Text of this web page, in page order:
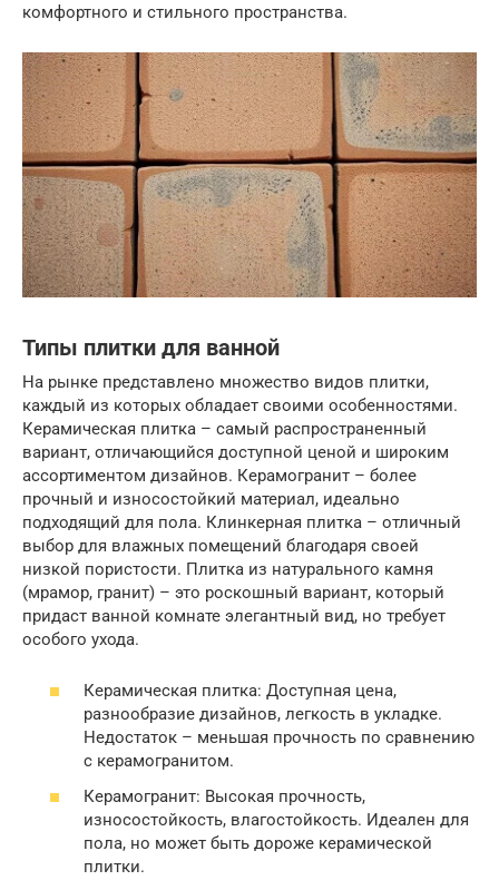
комфортного и стильного пространства.
Типы плитки для ванной
На рынке представлено множество видов плитки,
каждый из которых обладает своими особенностями.
Керамическая плитка – самый распространенный
вариант, отличающийся доступной ценой и широким
ассортиментом дизайнов. Керамогранит – более
прочный и износостойкий материал, идеально
подходящий для пола. Клинкерная плитка – отличный
выбор для влажных помещений благодаря своей
низкой пористости. Плитка из натурального камня
(мрамор, гранит) – это роскошный вариант, который
придаст ванной комнате элегантный вид, но требует
особого ухода.
Керамическая плитка: Доступная цена,
разнообразие дизайнов, легкость в укладке.
Недостаток – меньшая прочность по сравнению
с керамогранитом.
Керамогранит: Высокая прочность,
износостойкость, влагостойкость. Идеален для
пола, но может быть дороже керамической
плитки.